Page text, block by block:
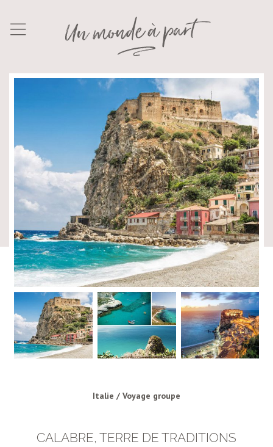
Italie / Voyage groupe
CALABRE, TERRE DE TRADITIONS